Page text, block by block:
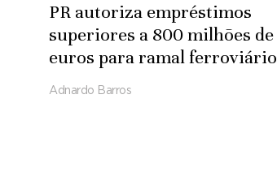
PR autoriza empréstimos
superiores a 800 milhões de
euros para ramal ferroviário
Luena-Saurimo
Adnardo Barros